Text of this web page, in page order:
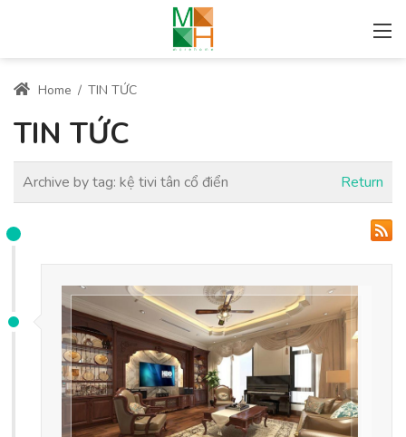
Home / TIN TỨC
TIN TỨC
Archive by tag: kệ tivi tân cổ điển Return